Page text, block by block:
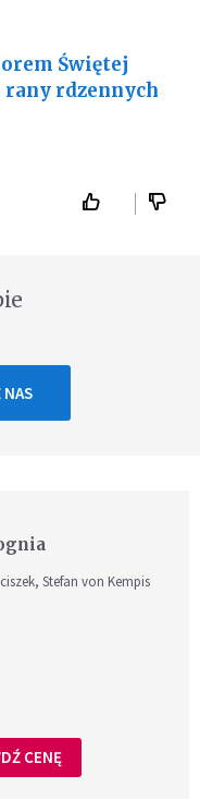
Świętej
rany rdzennych
Stefan von Kempis
CENĘ